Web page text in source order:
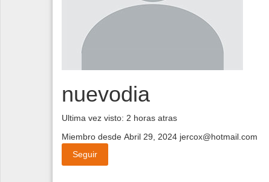
nuevodia
Ultima vez visto: 2 horas atras
Miembro desde Abril 29, 2024 jercox@hotmail.com
Seguir